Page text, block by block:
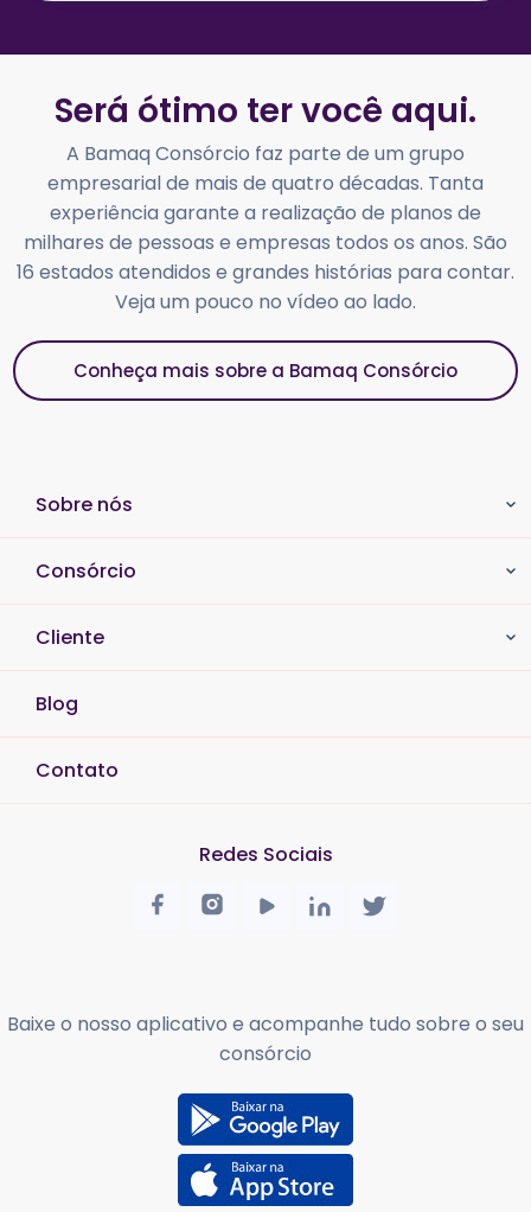
Será ótimo ter você aqui.
A Bamaq Consórcio faz parte de um grupo
empresarial de mais de quatro décadas. Tanta
experiência garante a realização de planos de
milhares de pessoas e empresas todos os anos. São
16 estados atendidos e grandes histórias para contar.
Veja um pouco no vídeo ao lado.
Conheça mais sobre a Bamaq Consórcio
Sobre nós
Consórcio
Cliente
Blog
Contato
Redes Sociais
Baixe o nosso aplicativo e acompanhe tudo sobre o seu
consórcio